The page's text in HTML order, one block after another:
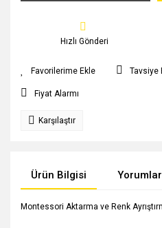
Hızlı Gönderi
Tavsiye
Fiyat Alarmı
Karşılaştır
Ürün Bilgisi Yorumlar
Montessori Aktarma ve Renk